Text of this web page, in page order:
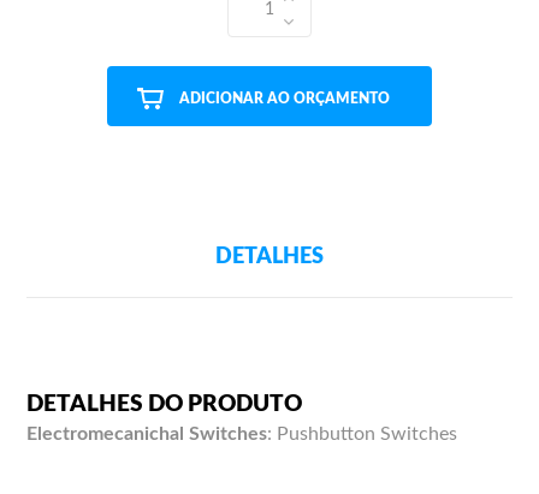
1
ADICIONAR AO ORÇAMENTO
DETALHES
DETALHES DO PRODUTO
Electromecanichal Switches: Pushbutton Switches